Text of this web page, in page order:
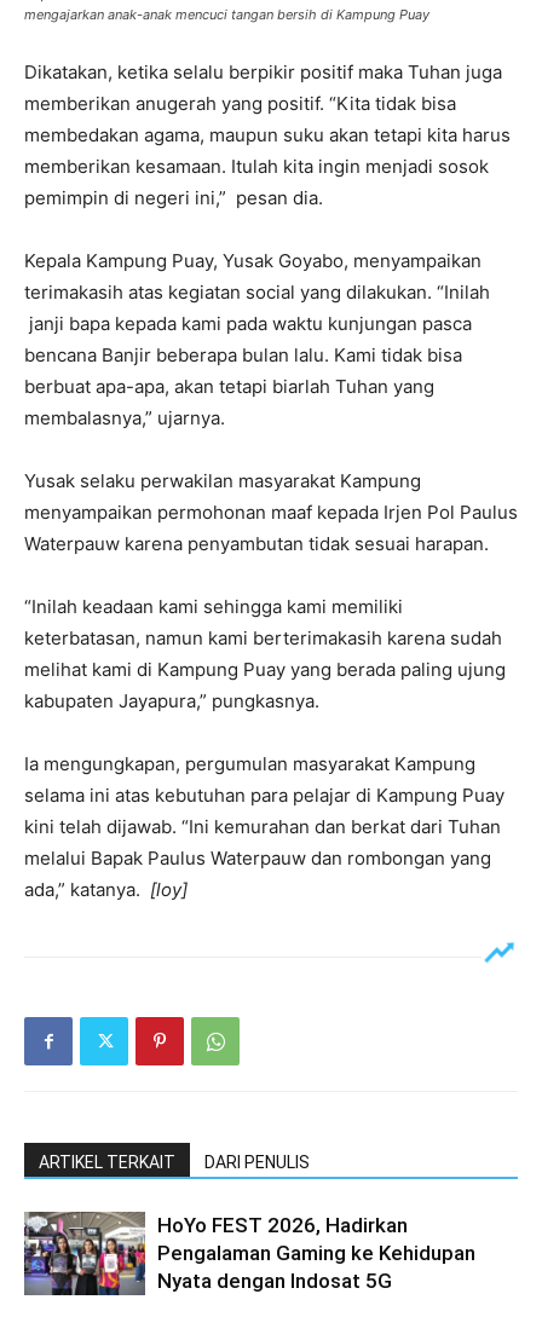
mengajarkan anak-anak mencuci tangan bersih di Kampung Puay
Dikatakan, ketika selalu berpikir positif maka Tuhan juga
memberikan anugerah yang positif. “Kita tidak bisa
membedakan agama, maupun suku akan tetapi kita harus
memberikan kesamaan. Itulah kita ingin menjadi sosok
pemimpin di negeri ini,” pesan dia.
Kepala Kampung Puay, Yusak Goyabo, menyampaikan
terimakasih atas kegiatan social yang dilakukan. “Inilah
janji bapa kepada kami pada waktu kunjungan pasca
bencana Banjir beberapa bulan lalu. Kami tidak bisa
berbuat apa-apa, akan tetapi biarlah Tuhan yang
membalasnya,” ujarnya.
Yusak selaku perwakilan masyarakat Kampung
menyampaikan permohonan maaf kepada Irjen Pol Paulus
Waterpauw karena penyambutan tidak sesuai harapan.
“Inilah keadaan kami sehingga kami memiliki
keterbatasan, namun kami berterimakasih karena sudah
melihat kami di Kampung Puay yang berada paling ujung
kabupaten Jayapura,” pungkasnya.
Ia mengungkapan, pergumulan masyarakat Kampung
selama ini atas kebutuhan para pelajar di Kampung Puay
kini telah dijawab. “Ini kemurahan dan berkat dari Tuhan
melalui Bapak Paulus Waterpauw dan rombongan yang
ada,” katanya. [loy]
ARTIKEL TERKAIT DARI PENULIS
HoYo FEST 2026, Hadirkan
Pengalaman Gaming ke Kehidupan
Nyata dengan Indosat 5G